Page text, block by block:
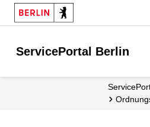
ServicePortal Berlin